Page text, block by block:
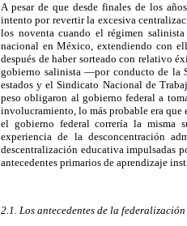
A pesar de que desde finales de los
intento por revertir la excesiva
los noventa cuando el régimen
nacional en México, extendiendo con
después de haber sorteado con relativo
gobierno salinista —por conducto de la
estados y el Sindicato Nacional de
peso obligaron al gobierno federal a
involucramiento, lo más probable era
el gobierno federal correría la misma
experiencia de la desconcentración
descentralización educativa impulsadas
antecedentes primarios de aprendizaje
2.1. Los antecedentes de la